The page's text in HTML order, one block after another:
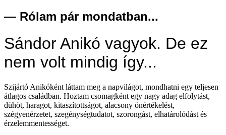
— Rólam pár mondatban...
Sándor Anikó vagyok. De ez
nem volt mindig így...
Szijártó Anikóként láttam meg a napvilágot, mondhatni egy teljesen
átlagos családban. Hoztam csomagként egy nagy adag elfolytást,
dühöt, haragot, kitaszítottságot, alacsony önértékelést,
szégyenérzetet, szegénységtudatot, szorongást, elhatárolódást és
érzelemmentességet.